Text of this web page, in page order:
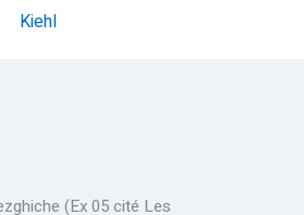
Kiehl
(Ex 05 cité Les